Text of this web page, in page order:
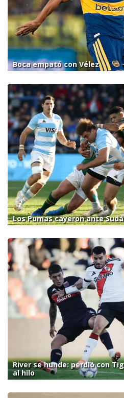
Boca empató con Vélez
Los Pumas cayeron ante
River se hunde: perdió con
al hilo